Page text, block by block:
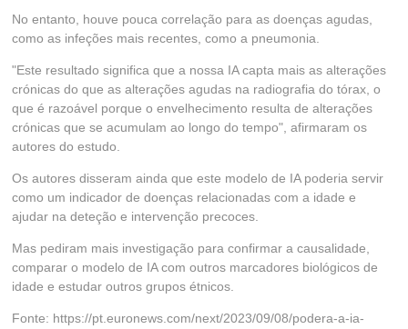
No entanto, houve pouca correlação para as doenças agudas,
como as infeções mais recentes, como a pneumonia.
"Este resultado significa que a nossa IA capta mais as alterações
crónicas do que as alterações agudas na radiografia do tórax, o
que é razoável porque o envelhecimento resulta de alterações
crónicas que se acumulam ao longo do tempo", afirmaram os
autores do estudo.
Os autores disseram ainda que este modelo de IA poderia servir
como um indicador de doenças relacionadas com a idade e
ajudar na deteção e intervenção precoces.
Mas pediram mais investigação para confirmar a causalidade,
comparar o modelo de IA com outros marcadores biológicos de
idade e estudar outros grupos étnicos.
Fonte: https://pt.euronews.com/next/2023/09/08/podera-a-ia-